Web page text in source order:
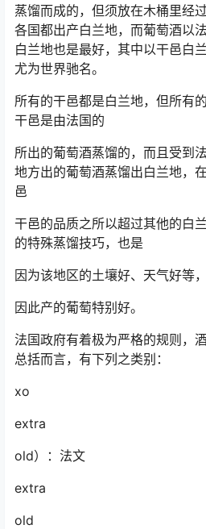
蒸馏而成的，但须放在木桶里经
各国都出产白兰地，而葡萄酒以
白兰地也是最好，其中以干邑白
尤为世界驰名。
所有的干邑都是白兰地，但所有
干邑是由法国的
所出的葡萄酒蒸馏的，而且受到
地方出的葡萄酒蒸馏出白兰地，
邑
干邑的品质之所以超过其他的白
的特殊蒸馏技巧，也是
因为该地区的土壤好、天气好等，
因此产的葡萄特别好。
法国政府有着极为严格的规则，
总括而言，有下列之类别：
xo
extra
old）：法文
extra
old